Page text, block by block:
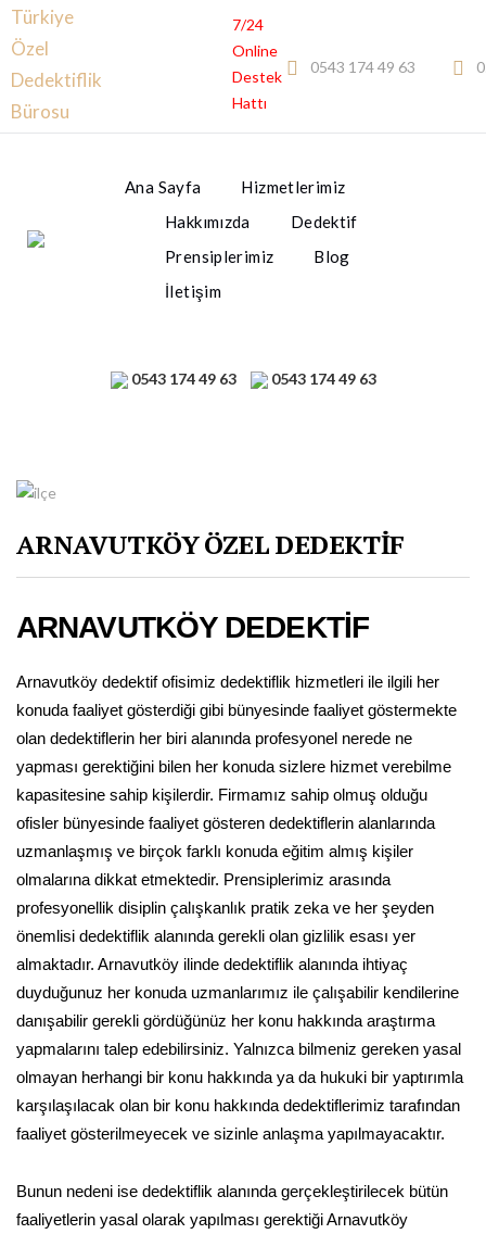
Türkiye
Özel
Dedektiflik
Bürosu
7/24
Online
Destek
Hattı
0543 174 49 63
Ana Sayfa
Hizmetlerimiz
Hakkımızda
Dedektif
Prensiplerimiz
Blog
İletişim
0543 174 49 63 0543 174 49 63
ARNAVUTKÖY ÖZEL DEDEKTİF
ARNAVUTKÖY DEDEKTİF
Arnavutköy dedektif ofisimiz dedektiflik hizmetleri ile ilgili her
konuda faaliyet gösterdiği gibi bünyesinde faaliyet göstermekte
olan dedektiflerin her biri alanında profesyonel nerede ne
yapması gerektiğini bilen her konuda sizlere hizmet verebilme
kapasitesine sahip kişilerdir. Firmamız sahip olmuş olduğu
ofisler bünyesinde faaliyet gösteren dedektiflerin alanlarında
uzmanlaşmış ve birçok farklı konuda eğitim almış kişiler
olmalarına dikkat etmektedir. Prensiplerimiz arasında
profesyonellik disiplin çalışkanlık pratik zeka ve her şeyden
önemlisi dedektiflik alanında gerekli olan gizlilik esası yer
almaktadır. Arnavutköy ilinde dedektiflik alanında ihtiyaç
duyduğunuz her konuda uzmanlarımız ile çalışabilir kendilerine
danışabilir gerekli gördüğünüz her konu hakkında araştırma
yapmalarını talep edebilirsiniz. Yalnızca bilmeniz gereken yasal
olmayan herhangi bir konu hakkında ya da hukuki bir yaptırımla
karşılaşılacak olan bir konu hakkında dedektiflerimiz tarafından
faaliyet gösterilmeyecek ve sizinle anlaşma yapılmayacaktır.
Bunun nedeni ise dedektiflik alanında gerçekleştirilecek bütün
faaliyetlerin yasal olarak yapılması gerektiği Arnavutköy